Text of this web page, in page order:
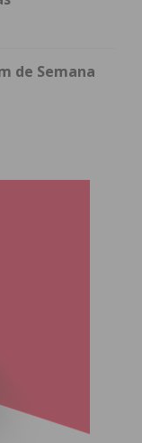
de Semana